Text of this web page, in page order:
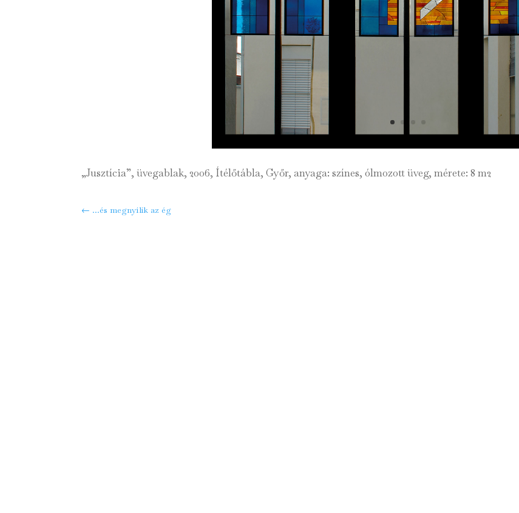
„Jusztícia”, üvegablak, 2006, Ítélőtábla, Győr, anyaga: színes, ólmozott üveg, mérete: 8 m2
← ...és megnyílik az ég